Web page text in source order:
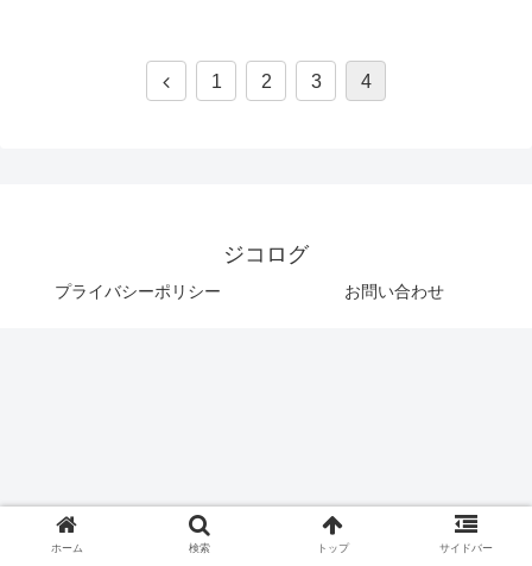
1 2 3 4
ジコログ
プライバシーポリシー お問い合わせ
ホーム 検索 トップ サイドバー